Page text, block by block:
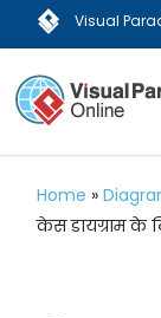
Visual
Home »
केस डायग्राम के